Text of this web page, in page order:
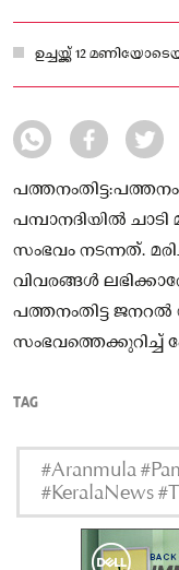
ഉച്ചയ്ക്ക് 12
പമ്പാനദിയിൽ ചാടി
സംഭവം നടന്നത്.
വിവരങ്ങൾ
പത്തനംതിട്ട ജനറൽ
സംഭവത്തെക്കുറിച്ച്
TAG
#Aranmula
#KeralaNews